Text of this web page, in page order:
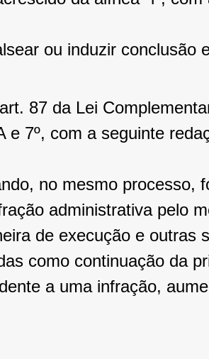
ou induzir conclusão
87 da Lei
e 7º, com a seguinte
no mesmo processo,
administrativa pelo
de execução e outras
como continuação da
a uma infração,